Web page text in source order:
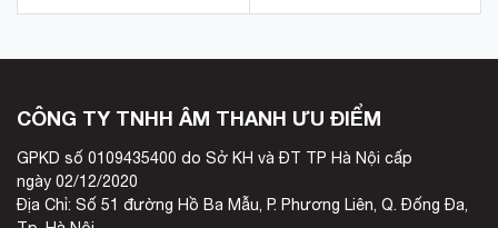
CÔNG TY TNHH ÂM THANH ƯU ĐIỂM
GPKD số 0109435400 do Sở KH và ĐT TP Hà Nội cấp
ngày 02/12/2020
Địa Chỉ: Số 51 đường Hồ Ba Mẫu, P. Phương Liên, Q. Đống Đa,